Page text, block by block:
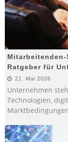
Ratgeber für
21. Mai 2026
Unternehmen
Technologien,